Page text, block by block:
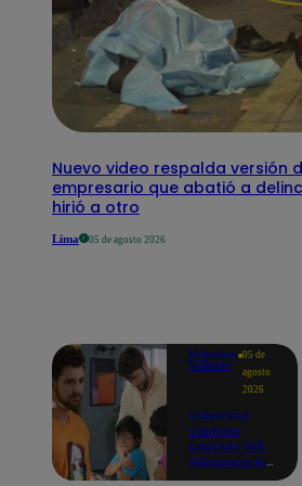
Nuevo video respalda versión
empresario que abatió a
hirió a otro
Lima 05 de agosto 2026
Valentina
Valiente
05 de
agosto
2026
Valentina
Valiente
capítulo 108:
¡Alejandro le